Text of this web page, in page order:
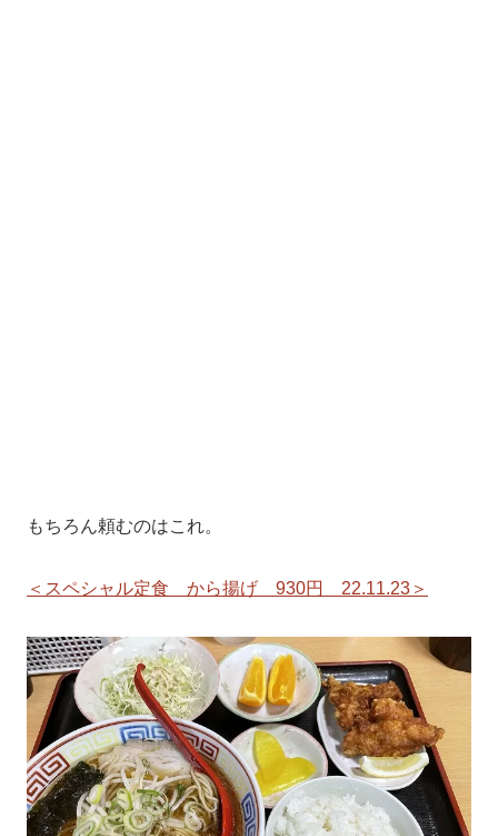
もちろん頼むのはこれ。
＜スペシャル定食 から揚げ 930円 22.11.23＞